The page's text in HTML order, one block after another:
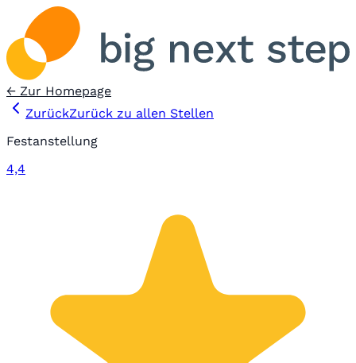
← Zur Homepage
ZurückZurück zu allen Stellen
Festanstellung
4,4